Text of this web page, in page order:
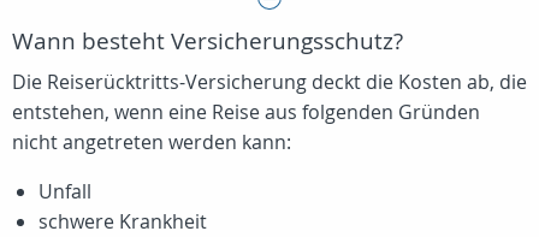
Wann besteht Versicherungsschutz?
Die Reiserücktritts-Versicherung deckt die Kosten ab, die
entstehen, wenn eine Reise aus folgenden Gründen
nicht angetreten werden kann:
Unfall
schwere Krankheit